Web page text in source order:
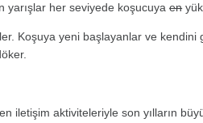
yarışlar her seviyede koşucuyaen
Koşuya yeni başlayanlar ve
iletişim aktiviteleriyle son yılların